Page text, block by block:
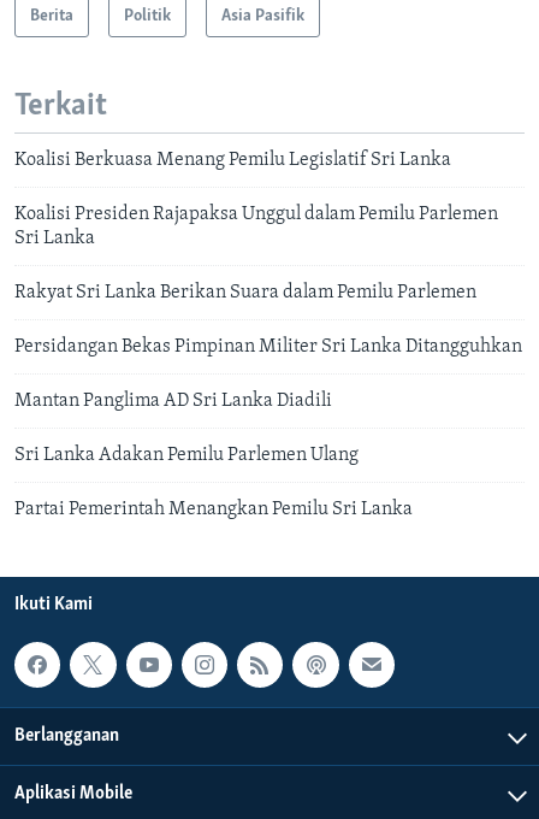
Berita Politik Asia Pasifik
Terkait
Koalisi Berkuasa Menang Pemilu Legislatif Sri Lanka
Koalisi Presiden Rajapaksa Unggul dalam Pemilu Parlemen
Sri Lanka
Rakyat Sri Lanka Berikan Suara dalam Pemilu Parlemen
Persidangan Bekas Pimpinan Militer Sri Lanka Ditangguhkan
Mantan Panglima AD Sri Lanka Diadili
Sri Lanka Adakan Pemilu Parlemen Ulang
Partai Pemerintah Menangkan Pemilu Sri Lanka
Ikuti Kami
Berlangganan
Aplikasi Mobile